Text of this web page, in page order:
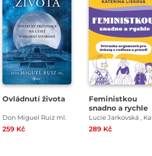
Ovládnutí života
Don Miguel Ruiz ml.
259 Kč
Feministkou
snadno a rychle
289 Kč